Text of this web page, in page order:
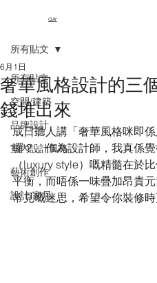
CLAY
所有貼文
空間/建築
品牌設計
室內設計風格
藝術創作
設計/家居
所有貼文
奢華風格設計的三
錢堆出來
6月1日
成日聽人講「奢華風格咪即
囉？」作為設計師，我真係
（luxury style）嘅精髓在於
平衡，而唔係一味疊加昂貴
常見嘅迷思，希望令你裝修時